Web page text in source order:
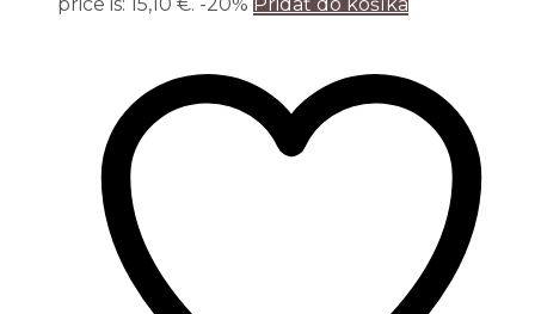
price is: 15,10 €. -20% Pridať do košíka